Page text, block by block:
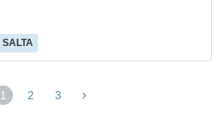
SALTA
1
(página
2 3